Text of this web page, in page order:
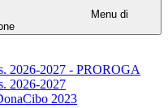
Menu di
2026-2027 - PROROGA
2026-2027
2023